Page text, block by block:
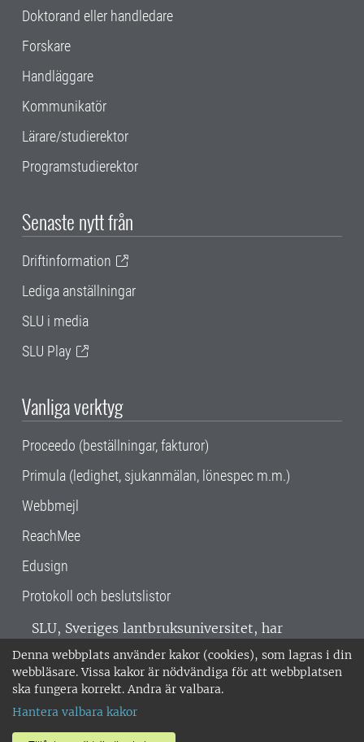
Denna webbplats använder kakor (cookies), som lagras i din
webbläsare. Vissa kakor är nödvändiga för att webbplatsen
ska fungera korrekt. Andra är valbara.
Hantera valbara kakor
Doktorand eller handledare
Forskare
Handläggare
Kommunikatör
Lärare/studierektor
Programstudierektor
Senaste nytt från
Driftinformation
Lediga anställningar
SLU i media
SLU Play
Vanliga verktyg
Proceedo (beställningar, fakturor)
Primula (ledighet, sjukanmälan, lönespec m.m.)
Webbmejl
ReachMee
Edusign
Protokoll och beslutslistor
SLU, Sveriges lantbruksuniversitet, har
verksamhet över hela Sverige. Huvudorter är
Alnarp, Uppsala och Umeå.SLU är
miljöcertifierat enligt ISO 14001. •
018-67 10 00 • Org nr: 202100-2817 •